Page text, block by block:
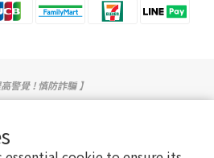
高警覺 ! 慎防詐騙 】
信用卡號或要求操作ATM。
致電或透過LINE客服詢問。